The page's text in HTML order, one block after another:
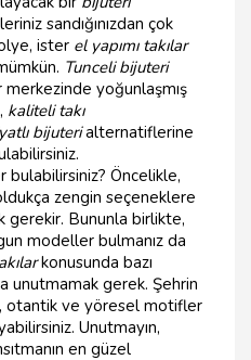
sandığınızdan çok
ister el yapımı takılar
Tunceli bijuteri
yoğunlaşmış
kaliteli takı
bijuterialternatiflerine
bulabilirsiniz? Öncelikle,
zengin seçeneklere
gerekir. Bununla birlikte,
modeller bulmanız da
konusunda bazı
unutmamak gerek. Şehrin
otantik ve yöresel motifler
Unutmayın,
en güzel